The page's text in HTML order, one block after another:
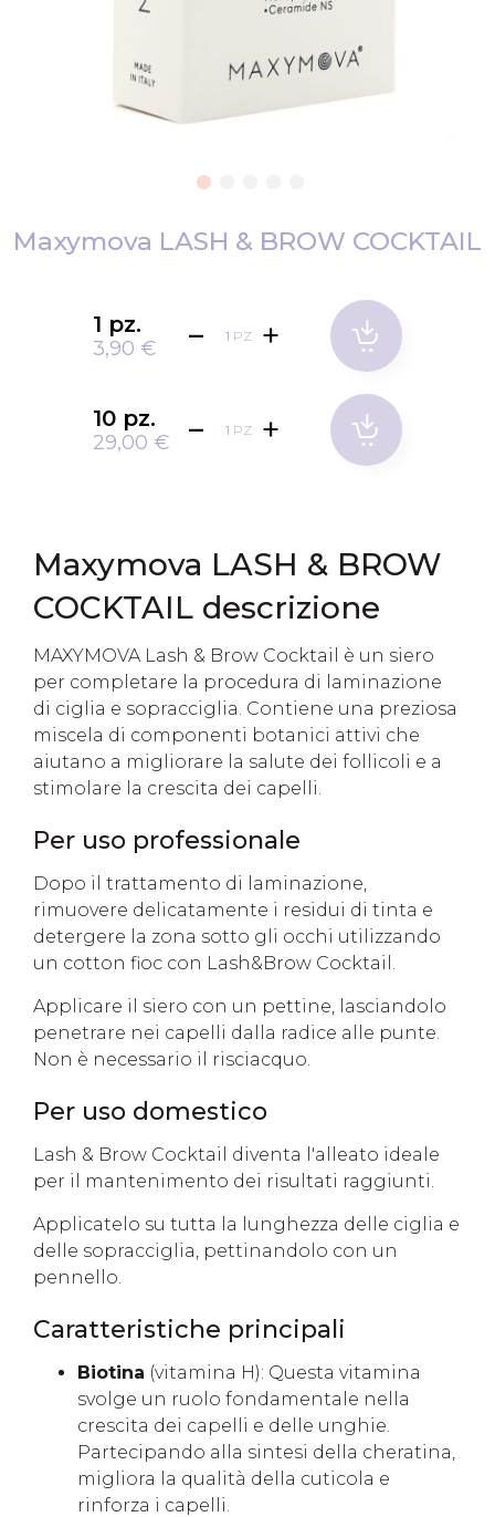
all'inizio
Maxymova LASH & BROW COCKTAIL
1 pz.
3,90 €
PZ
10 pz.
29,00 €
PZ
Maxymova LASH & BROW
COCKTAIL descrizione
MAXYMOVA Lash & Brow Cocktail è un siero
per completare la procedura di laminazione
di ciglia e sopracciglia. Contiene una preziosa
miscela di componenti botanici attivi che
aiutano a migliorare la salute dei follicoli e a
stimolare la crescita dei capelli.
Per uso professionale
Dopo il trattamento di laminazione,
rimuovere delicatamente i residui di tinta e
detergere la zona sotto gli occhi utilizzando
un cotton fioc con Lash&Brow Cocktail.
Applicare il siero con un pettine, lasciandolo
penetrare nei capelli dalla radice alle punte.
Non è necessario il risciacquo.
Per uso domestico
Lash & Brow Cocktail diventa l'alleato ideale
per il mantenimento dei risultati raggiunti.
Applicatelo su tutta la lunghezza delle ciglia e
delle sopracciglia, pettinandolo con un
pennello.
Caratteristiche principali
Biotina (vitamina H): Questa vitamina
svolge un ruolo fondamentale nella
crescita dei capelli e delle unghie.
Partecipando alla sintesi della cheratina,
migliora la qualità della cuticola e
rinforza i capelli.